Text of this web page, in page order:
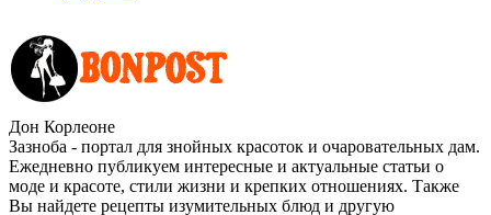
Дон Корлеоне
Зазноба - портал для знойных красоток и очаровательных дам.
Ежедневно публикуем интересные и актуальные статьи о
моде и красоте, стили жизни и крепких отношениях. Также
Вы найдете рецепты изумительных блюд и другую